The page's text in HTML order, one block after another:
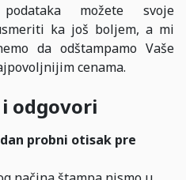
možete svoje
ka još boljem, a mi
da odštampamo Vaše
cenama.
odgovori
probni otisak pre